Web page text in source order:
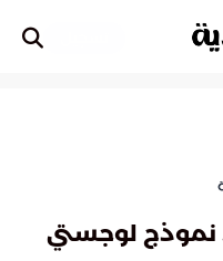
نموذج لوجستي